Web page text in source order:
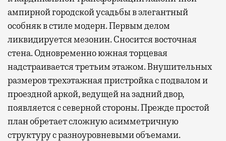
ампирной городской усадьбы в элегантный
особняк в стиле модерн. Первым делом
ликвидируется мезонин. Сносится восточная
стена. Одновременно южная торцевая
надстраивается третьим этажом. Внушительных
размеров трехэтажная пристройка с подвалом и
проездной аркой, ведущей на задний двор,
появляется с северной стороны. Прежде простой
план обретает сложную асимметричную
структуру с разноуровневыми объемами.